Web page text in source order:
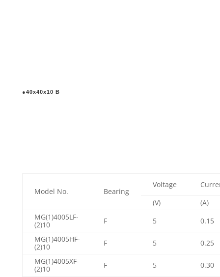
●40x40x10 B
Model No. Bearing
Voltage
(V)
(A)
MG(1)4005LF-
(2)10
F 5
0.15
MG(1)4005HF-
(2)10
F 5
0.25
MG(1)4005XF-
(2)10
F 5
0.30